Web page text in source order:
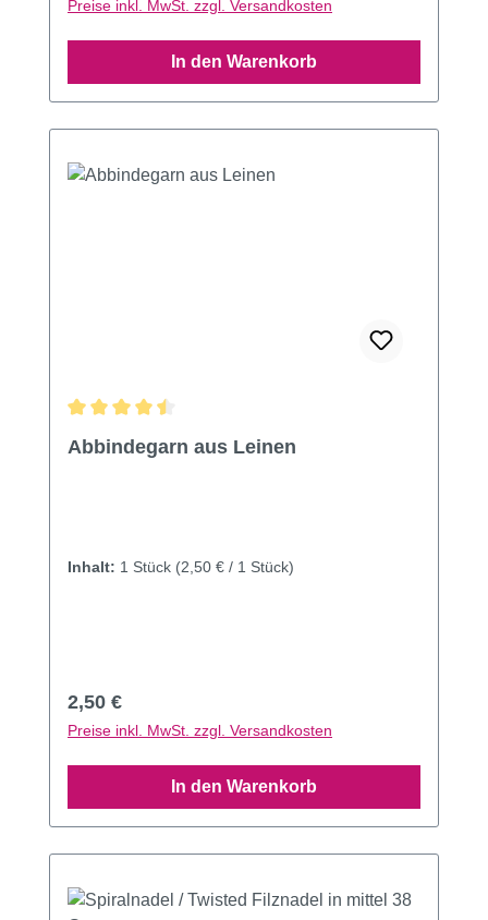
Preise inkl. MwSt. zzgl. Versandkosten
In den Warenkorb
Abbindegarn aus Leinen
Inhalt: 1 Stück (2,50 € / 1 Stück)
Regulärer Preis:
2,50 €
Preise inkl. MwSt. zzgl. Versandkosten
In den Warenkorb